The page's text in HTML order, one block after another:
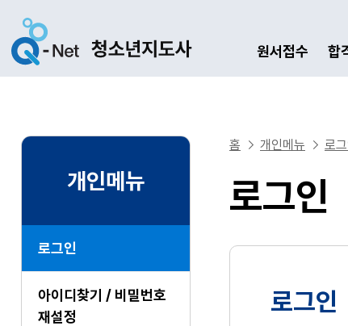
원서접수 합
개인메뉴
로그인
아이디찾기 / 비밀번호
재설정
홈 개인메뉴 로
로그인
로그인